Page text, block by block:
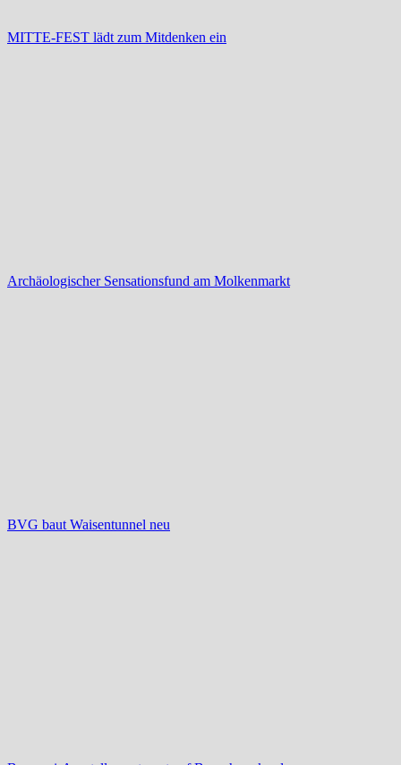
MITTE-FEST lädt zum Mitdenken ein
Archäologischer Sensationsfund am Molkenmarkt
BVG baut Waisentunnel neu